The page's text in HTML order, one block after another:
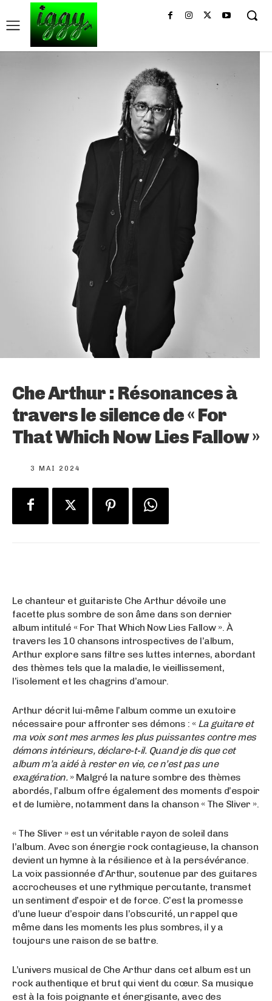
Che Arthur : Résonances à
travers le silence de « For
That Which Now Lies Fallow »
3 MAI 2024
Le chanteur et guitariste Che Arthur dévoile une
facette plus sombre de son âme dans son dernier
album intitulé « For That Which Now Lies Fallow ». À
travers les 10 chansons introspectives de l’album,
Arthur explore sans filtre ses luttes internes, abordant
des thèmes tels que la maladie, le vieillissement,
l’isolement et les chagrins d’amour.
Arthur décrit lui-même l’album comme un exutoire
nécessaire pour affronter ses démons : « La guitare et
ma voix sont mes armes les plus puissantes contre mes
démons intérieurs, déclare-t-il. Quand je dis que cet
album m’a aidé à rester en vie, ce n’est pas une
exagération.» Malgré la nature sombre des thèmes
abordés, l’album offre également des moments d’espoir
et de lumière, notamment dans la chanson « The Sliver ».
« The Sliver » est un véritable rayon de soleil dans
l’album. Avec son énergie rock contagieuse, la chanson
devient un hymne à la résilience et à la persévérance.
La voix passionnée d’Arthur, soutenue par des guitares
accrocheuses et une rythmique percutante, transmet
un sentiment d’espoir et de force. C’est la promesse
d’une lueur d’espoir dans l’obscurité, un rappel que
même dans les moments les plus sombres, il y a
toujours une raison de se battre.
L’univers musical de Che Arthur dans cet album est un
rock authentique et brut qui vient du cœur. Sa musique
est à la fois poignante et énergisante, avec des